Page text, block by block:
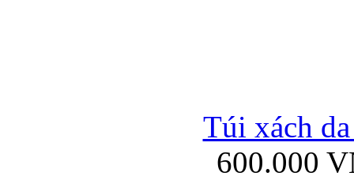
Túi xách
600.000